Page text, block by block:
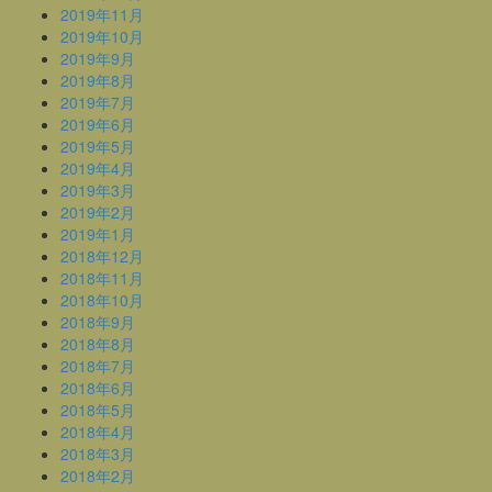
2019年11月
2019年10月
2019年9月
2019年8月
2019年7月
2019年6月
2019年5月
2019年4月
2019年3月
2019年2月
2019年1月
2018年12月
2018年11月
2018年10月
2018年9月
2018年8月
2018年7月
2018年6月
2018年5月
2018年4月
2018年3月
2018年2月